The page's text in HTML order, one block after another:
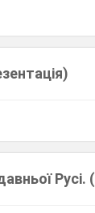
Русі.